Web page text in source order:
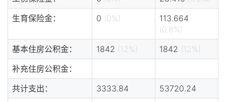
生育保险金：
0 (0%)
113.664
(0.8%)
基本住房公积金：
1842 (12%) 1842 (12%)
补充住房公积金：
共计支出：
3333.84
53720.24